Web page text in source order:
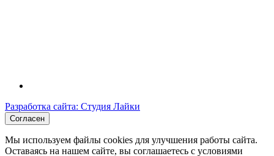
Разработка сайта: Студия Лайки
Согласен
Мы используем файлы cookies для улучшения работы сайта.
Оставаясь на нашем сайте, вы соглашаетесь с условиями